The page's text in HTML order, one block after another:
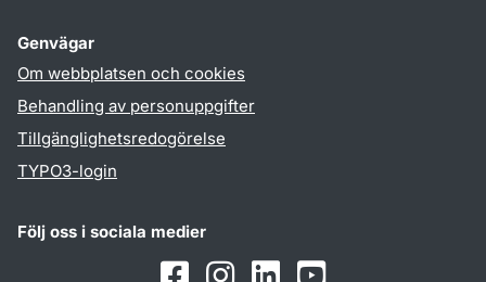
Genvägar
Om webbplatsen och cookies
Behandling av personuppgifter
Tillgänglighetsredogörelse
TYPO3-login
Följ oss i sociala medier
FacebookInstagramLinkedInYoutube